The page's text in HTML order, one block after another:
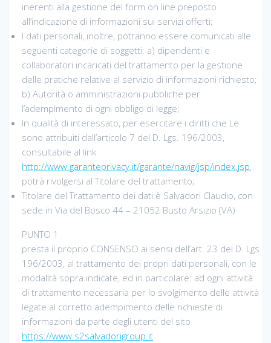
inerenti alla gestione del form on line preposto
all’indicazione di informazioni sui servizi offerti;
I dati personali, inoltre, potranno essere comunicati alle
seguenti categorie di soggetti: a) dipendenti e
collaboratori incaricati del trattamento per la gestione
delle pratiche relative al servizio di informazioni richiesto;
b) Autorità o amministrazioni pubbliche per
l’adempimento di ogni obbligo di legge;
In qualità di interessato, per esercitare i diritti che Le
sono attribuiti dall’articolo 7 del D. Lgs. 196/2003,
consultabile al link
http://www.garanteprivacy.it/garante/navig/jsp/index.jsp,
potrà rivolgersi al Titolare del trattamento;
Titolare del Trattamento dei dati è Salvadori Claudio, con
sede in Via del Bosco 44 – 21052 Busto Arsizio (VA)
PUNTO 1
presta il proprio CONSENSO ai sensi dell’art. 23 del D. Lgs
196/2003, al trattamento dei propri dati personali, con le
modalità sopra indicate, ed in particolare: ad ogni attività
di trattamento necessaria per lo svolgimento delle attività
legate al corretto adempimento delle richieste di
informazioni da parte degli utenti del sito
https://www.s2salvadorigroup.it